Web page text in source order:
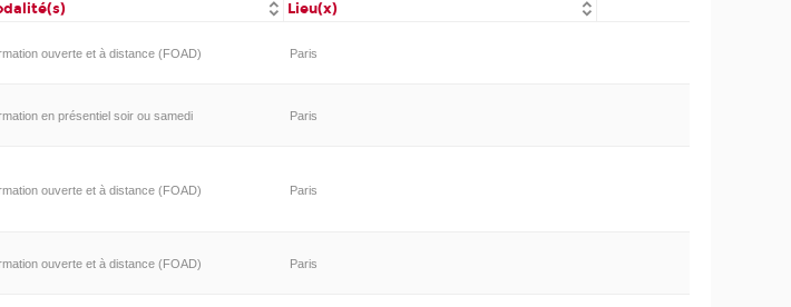
Lieu(x)
ouverte et à distance (FOAD) Paris
en présentiel soir ou samedi Paris
ouverte et à distance (FOAD) Paris
ouverte et à distance (FOAD) Paris